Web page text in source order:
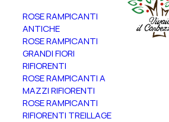
ROSE RAMPICANTI
ANTICHE
ROSE RAMPICANTI
GRANDI FIORI
RIFIORENTI
ROSE RAMPICANTI A
MAZZI RIFIORENTI
ROSE RAMPICANTI
RIFIORENTI TREILLAGE